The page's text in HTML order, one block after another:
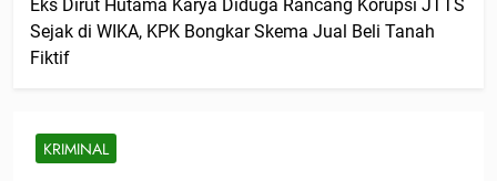
Eks Dirut Hutama Karya Diduga Rancang Korupsi JTTS
Sejak di WIKA, KPK Bongkar Skema Jual Beli Tanah
Fiktif
KRIMINAL